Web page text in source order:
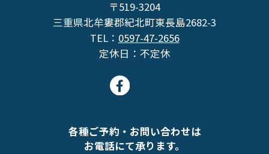
〒519-3204
三重県北牟婁郡紀北町東長島2682-3
TEL： 0597-47-2656
定休日：不定休
各種ご予約・お問い合わせは
お電話にて承ります。